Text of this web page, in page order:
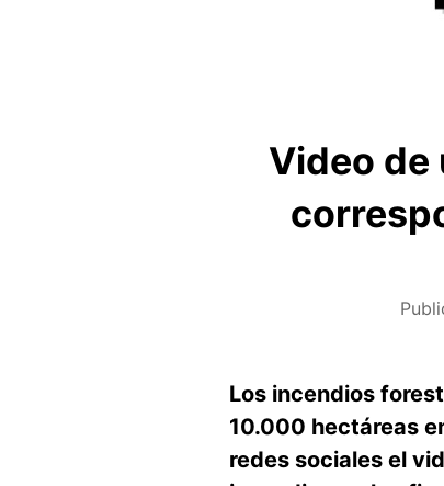
Video de
Los incendios
10.000 hectáreas
redes sociales el